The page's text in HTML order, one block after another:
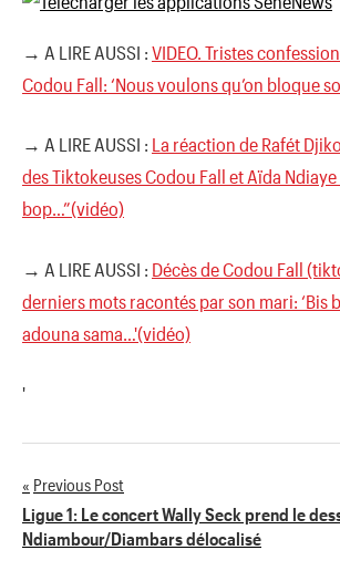
→ A LIRE AUSSI : VIDEO. Tristes
Codou Fall: ‘Nous voulons qu’on bloque
→ A LIRE AUSSI : La réaction de Rafét
des Tiktokeuses Codou Fall et Aïda Ndiaye
bop…”(vidéo)
→ A LIRE AUSSI : Décès de Codou Fall
derniers mots racontés par son mari: ‘Bis
adouna sama…'(vidéo)
'
Navigation
de
Previous Post
Ligue 1: Le concert Wally Seck prend le
Ndiambour/Diambars délocalisé